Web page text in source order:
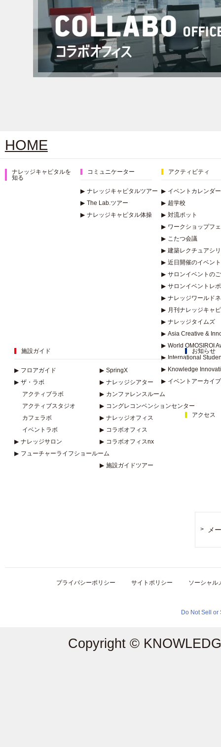
HOME
ナレッジキャピタルを
知る
コミュニケーター
▶ ナレッジキャピタルツアー
▶ The Lab.ツアー
▶ ナレッジキャピタル体操
アクティビティ
▶ イベントカレンダー
▶ 超学校
▶ 対流ポット
▶ ワークショップフ
▶ こたつ会議
▶ 建築レクチュアシ
▶ 近日開催のイベント
▶ サロンイベントの
▶ サロンイベントレ
▶ ナレッジワールド
▶ 月刊ナレッジキャ
▶ ナレッジタイムズ
▶ Asia Creative &
▶ World OMOSIROI
▶ International
▶ Knowledge
▶ イベントアーカイブ
施設ガイド
▶ フロアガイド
▶ ザ・ラボ
アクティブラボ
アクティブスタジオ
カフェラボ
イベントラボ
▶ ナレッジサロン
▶ フューチャーライフショールーム
▶ SpringX
▶ ナレッジシアター
▶ カンファレンスルーム
▶ コングレコンベンションセンター
▶ ナレッジオフィス
▶ コラボオフィス
▶ コラボオフィスnx
▶ 施設ガイドツアー
お知らせ
アクセス
メ
プライバシーポリシー サイトポリシー ソーシャル
Do Not Sell or
Copyright ©